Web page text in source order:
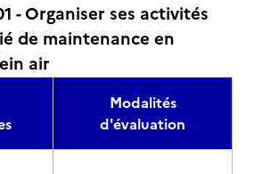
- Organiser ses activités
de maintenance en
air
Modalités
d'évaluation